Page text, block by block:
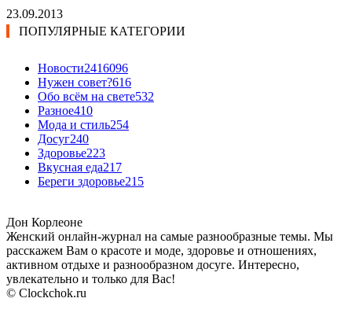
23.09.2013
ПОПУЛЯРНЫЕ КАТЕГОРИИ
Новости2416096
Нужен совет?616
Обо всём на свете532
Разное410
Мода и стиль254
Досуг240
Здоровье223
Вкусная еда217
Береги здоровье215
Дон Корлеоне
Женский онлайн-журнал на самые разнообразные темы. Мы
расскажем Вам о красоте и моде, здоровье и отношениях,
активном отдыхе и разнообразном досуге. Интересно,
увлекательно и только для Вас!
© Clockchok.ru